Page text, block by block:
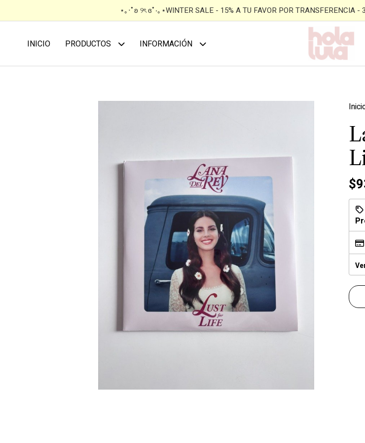
⋆｡‧˚ʚ ୨ৎ ɞ˚‧｡⋆WINTER SALE - 15% A TU FAVOR POR TRANSFERENCIA
INICIO PRODUCTOS INFORMACIÓN